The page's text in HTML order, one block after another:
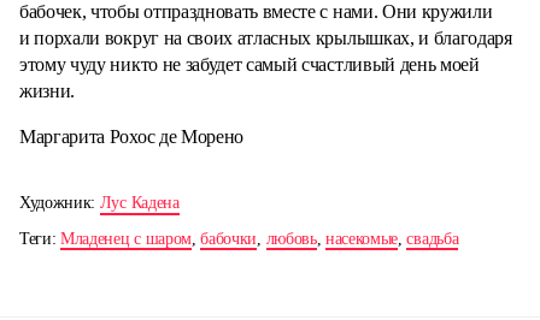
бабочек, чтобы отпраздновать вместе с нами. Они кружили
и порхали вокруг на своих атласных крылышках, и благодаря
этому чуду никто не забудет самый счастливый день моей
жизни.
Маргарита Рохос де Морено
Художник: Лус Кадена
Теги:Младенец с шаром,бабочки любовь, насекомые ,свадьба